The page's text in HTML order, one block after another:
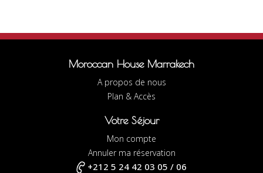
Moroccan House Marrakech
A propos de nous
Plan & Accès
Votre Séjour
Mon compte
Annuler ma réservation
+212 5 24 42 03 05 / 06